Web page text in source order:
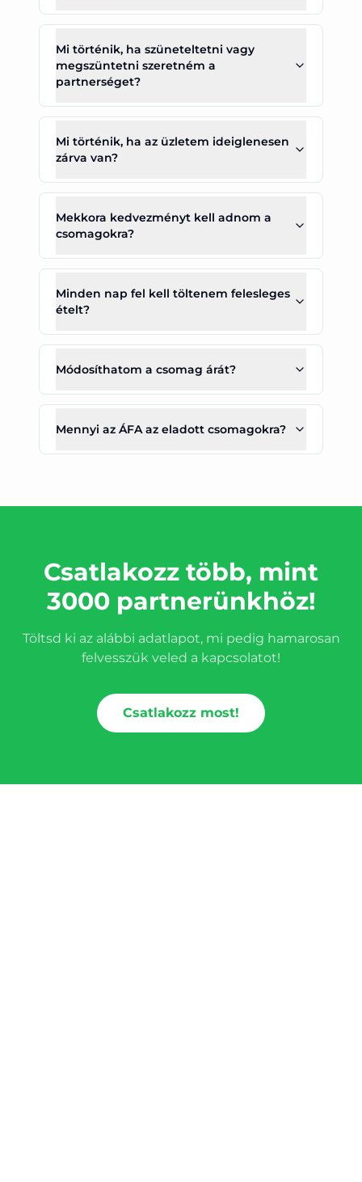
Mi történik, ha szüneteltetni vagy
megszüntetni szeretném a
partnerséget?
Mi történik, ha az üzletem ideiglenesen
zárva van?
Mekkora kedvezményt kell adnom a
csomagokra?
Minden nap fel kell töltenem felesleges
ételt?
Módosíthatom a csomag árát?
Mennyi az ÁFA az eladott csomagokra?
Csatlakozz több, mint
3000 partnerünkhöz!
Töltsd ki az alábbi adatlapot, mi pedig hamarosan
felvesszük veled a kapcsolatot!
Csatlakozz most!